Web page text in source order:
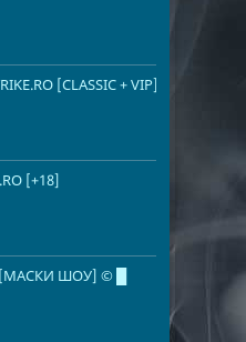
[CLASSIC + VIP] =-
[+18]
[МАСКИ ШОУ] © █